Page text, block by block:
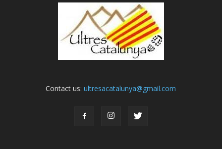
Contact us:ultresacatalunya@gmail.com